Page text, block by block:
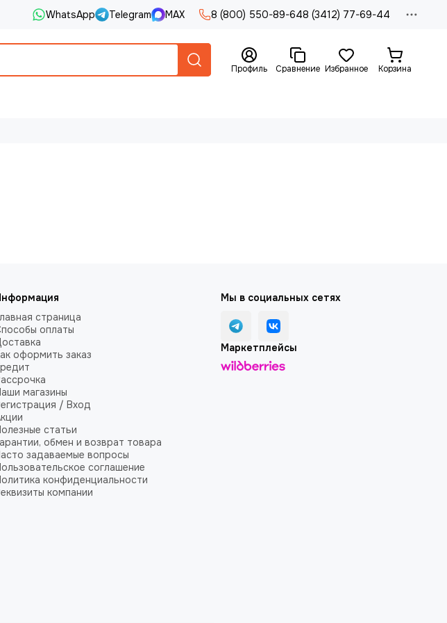
WhatsApp Telegram MAX 8 (800) 550-89-648 (3412) 77-69-44
Профиль Сравнение Избранное Корзина
страница
оплаты
оформить заказ
магазины
/ Вход
статьи
обмен и возврат товара
задаваемые вопросы
соглашение
конфиденциальности
компании
Мы в социальных сетях
Маркетплейсы